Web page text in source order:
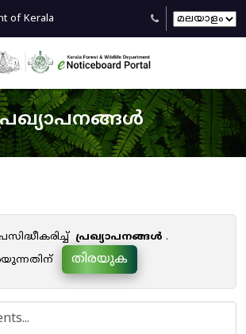
of Kerala
പ്രഖ്യാപനങ്ങൾ .
തിരയുക